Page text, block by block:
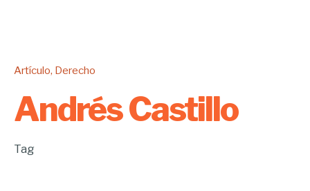
Artículo Derecho
Andrés Castillo
Tag